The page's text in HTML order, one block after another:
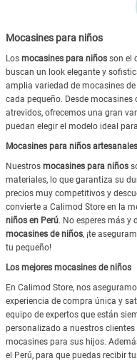
Mocasines para niños
Los mocasines para niños son el
buscan un look elegante y
amplia variedad de mocasines
cada pequeño. Desde
atrevidos, ofrecemos una gran
puedan elegir el modelo ideal
Mocasines para niños artesanales
Nuestros mocasines para niños
materiales, lo que garantiza su
precios muy competitivos y
convierte a Calimod Store en la
niños en Perú. No esperes más y
mocasines de niños, ¡te
tu pequeño!
Los mejores mocasines de niños
En Calimod Store, nos
experiencia de compra única y
equipo de expertos que están
personalizado a nuestros
mocasines para sus hijos.
el Perú, para que puedas recibir